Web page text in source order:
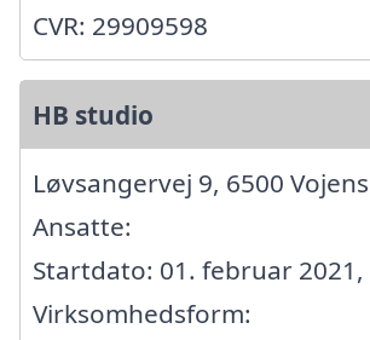
CVR: 29909598
HB studio
Løvsangervej 9, 6500 Vojens
Ansatte:
Startdato: 01. februar 2021,
Virksomhedsform: